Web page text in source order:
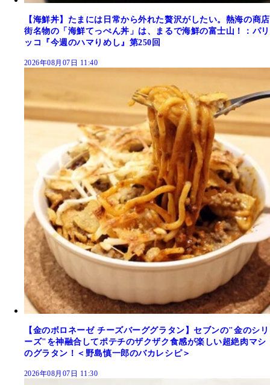
【海鮮丼】たまには日常から外れた贅沢がしたい。熱海の商店
街名物の「海鮮てっぺん丼」は、まるで海鮮の富士山！：パリ
ッコ『今週のハマりめし』第250回
2026年08月07日 11:40
【金のボロネーゼ チーズバーググラタン】セブンの"金のシリ
ーズ"を神融合してポテチのザクザク食感が楽しい超絶肉マシ
のグラタン！＜野島慎一郎のバカレシピ＞
2026年08月07日 11:30